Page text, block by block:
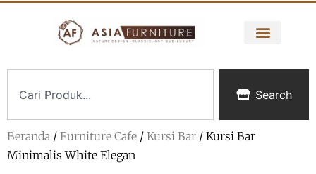
Search
Beranda / Furniture Cafe / Kursi Bar / Kursi Bar
Minimalis White Elegan